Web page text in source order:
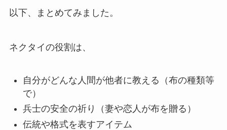
以下、まとめてみました。
ネクタイの役割は、
自分がどんな人間が他者に教える（布の種類等
で）
兵士の安全の祈り（妻や恋人が布を贈る）
伝統や格式を表すアイテム